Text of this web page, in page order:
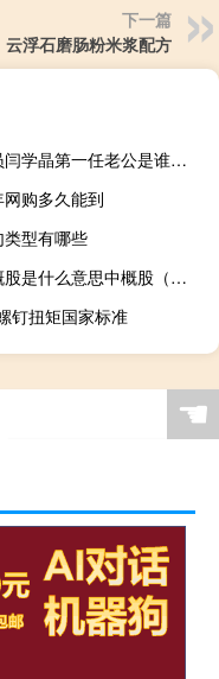
下一篇
云浮石磨肠粉米浆配方
演员闫学晶第一任老公是谁（演员闫学晶第二任老公是谁）
网购多久能到
类型有哪些
中概股是什么意思中概股（中概股是什么意思）
钉扭矩国家标准
☚